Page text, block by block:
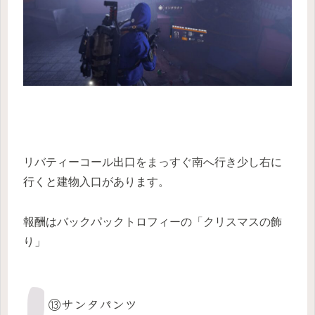
リバティーコール出口をまっすぐ南へ行き少し右に
行くと建物入口があります。
報酬はバックパックトロフィーの「クリスマスの飾
り」
⑬サンタパンツ